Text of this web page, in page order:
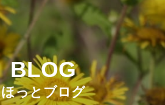
BLOG
ほっとブログ